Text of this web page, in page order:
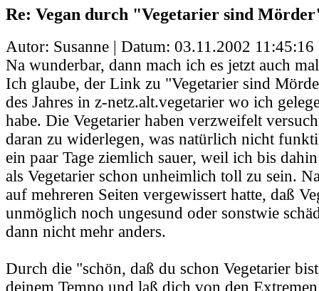
Re: Vegan durch "Vegetarier sind
Autor: Susanne | Datum: 03.11.2002 11:45:16
Na wunderbar, dann mach ich es jetzt auch
Ich glaube, der Link zu "Vegetarier sind
des Jahres in z-netz.alt.vegetarier wo ich
habe. Die Vegetarier haben verzweifelt
daran zu widerlegen, was natürlich nicht
ein paar Tage ziemlich sauer, weil ich bis
als Vegetarier schon unheimlich toll zu sein.
auf mehreren Seiten vergewissert hatte, daß
unmöglich noch ungesund oder sonstwie
dann nicht mehr anders.
Durch die "schön, daß du schon Vegetarier
deinem Tempo und laß dich von den